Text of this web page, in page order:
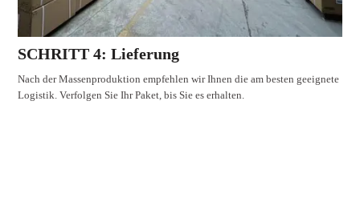
SCHRITT 4: Lieferung
Nach der Massenproduktion empfehlen wir Ihnen die am besten geeignete
Logistik. Verfolgen Sie Ihr Paket, bis Sie es erhalten.